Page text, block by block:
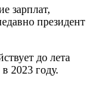
зарплат,
президент
до лета
2023 году.